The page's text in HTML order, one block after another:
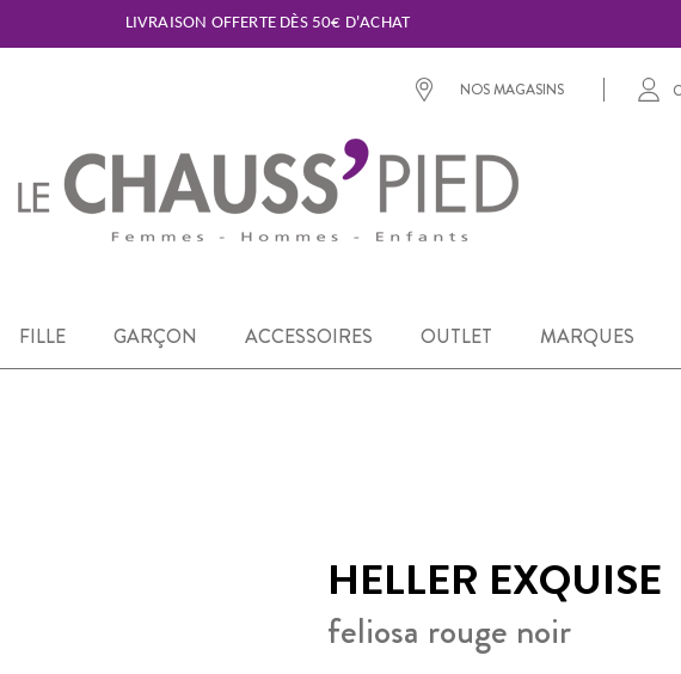
LIVRAISON OFFERTE DÈS 50€ D'ACHAT
NOS MAGASINS
FILLE GARÇON ACCESSOIRES OUTLET MARQUES
HELLER EXQUISE
feliosa rouge noir